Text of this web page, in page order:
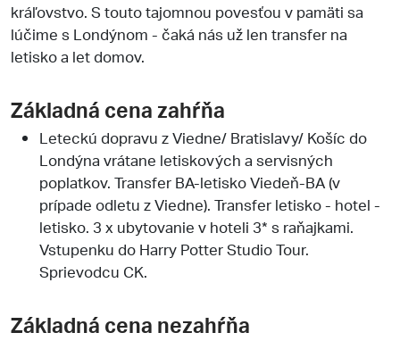
kráľovstvo. S touto tajomnou povesťou v pamäti sa
lúčime s Londýnom - čaká nás už len transfer na
letisko a let domov.
Základná cena zahŕňa
Leteckú dopravu z Viedne/ Bratislavy/ Košíc do
Londýna vrátane letiskových a servisných
poplatkov. Transfer BA-letisko Viedeň-BA (v
prípade odletu z Viedne). Transfer letisko - hotel -
letisko. 3 x ubytovanie v hoteli 3* s raňajkami.
Vstupenku do Harry Potter Studio Tour.
Sprievodcu CK.
Základná cena nezahŕňa